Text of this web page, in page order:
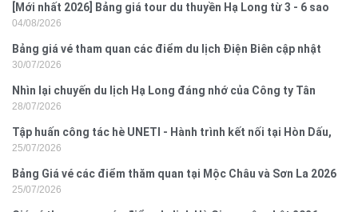
[Mới nhất 2026] Bảng giá tour du thuyền Hạ Long từ 3 - 6 sao
04/08/2026
Bảng giá vé tham quan các điểm du lịch Điện Biên cập nhật
2026
30/07/2026
Nhìn lại chuyến du lịch Hạ Long đáng nhớ của Công ty Tân
Hưng 2026
28/07/2026
Tập huấn công tác hè UNETI - Hành trình kết nối tại Hòn Dấu,
Đồ Sơn
25/07/2026
Bảng Giá vé các điểm thăm quan tại Mộc Châu và Sơn La 2026
25/07/2026